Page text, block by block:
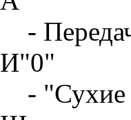
-
И"0"
-